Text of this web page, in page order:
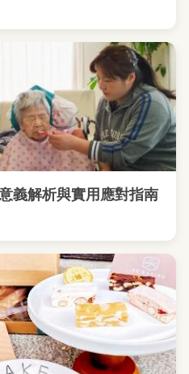
義解析與實用應對指南